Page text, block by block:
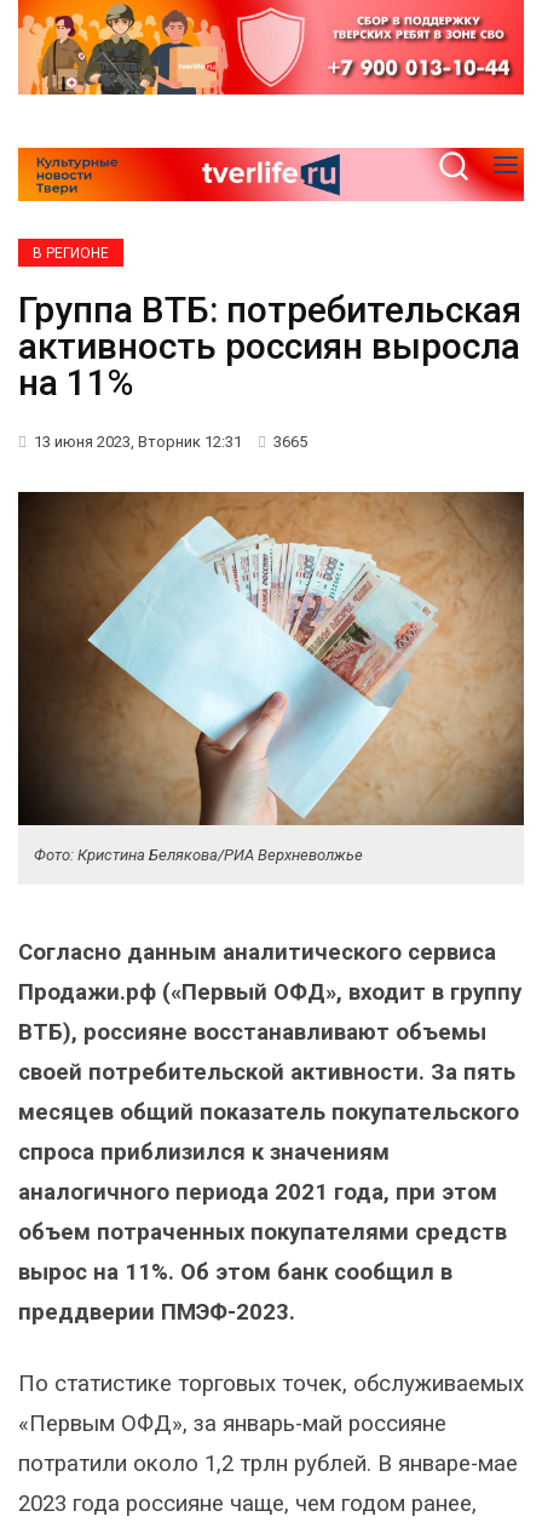
В РЕГИОНЕ
Группа ВТБ: потребительская
активность россиян выросла
на 11%
13 июня 2023, Вторник 12:31 3665
Фото: Кристина Белякова/РИА Верхневолжье
Согласно данным аналитического сервиса
Продажи.рф («Первый ОФД», входит в группу
ВТБ), россияне восстанавливают объемы
своей потребительской активности. За пять
месяцев общий показатель покупательского
спроса приблизился к значениям
аналогичного периода 2021 года, при этом
объем потраченных покупателями средств
вырос на 11%. Об этом банк сообщил в
преддверии ПМЭФ-2023.
По статистике торговых точек, обслуживаемых
«Первым ОФД», за январь-май россияне
потратили около 1,2 трлн рублей. В январе-мае
2023 года россияне чаще, чем годом ранее,